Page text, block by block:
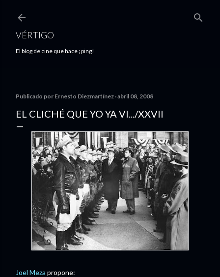
VÉRTIGO
El blog de cine que hace ¡ping!
Publicado por Ernesto Diezmartínez abril 08, 2008
EL CLICHÉ QUE YO YA VI.../XXVII
Joel Meza propone: